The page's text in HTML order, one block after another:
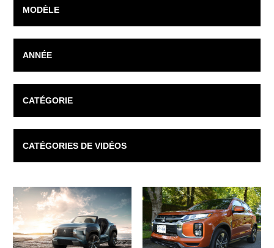
MODÈLE
ANNÉE
CATÉGORIE
CATÉGORIES DE VIDÉOS